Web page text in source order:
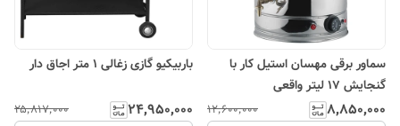
سماور برقی مهسان استیل کار با
گنجایش 17 لیتر واقعی
۸٬۸۵۰٬۰۰۰ ۱۲٬۶۰۰٬۰۰۰
باربیکیو گازی زغالی 1 متر اجاق دار
۲۴٬۹۵۰٬۰۰۰ ۲۵٬۸۱۷٬۰۰۰